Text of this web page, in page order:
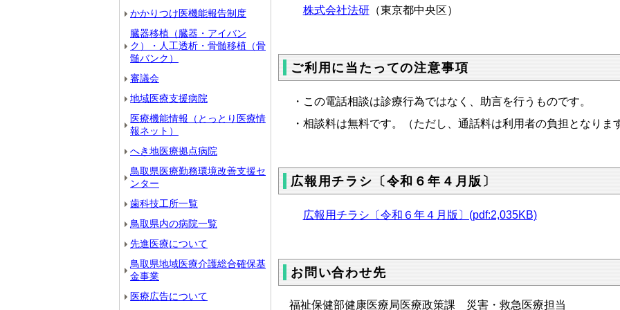
かかりつけ医機能報告制度
臓器移植（臓器・アイバン
ク）・人工透析・骨髄移植（骨
髄バンク）
審議会
地域医療支援病院
医療機能情報（とっとり医療情
報ネット）
へき地医療拠点病院
鳥取県医療勤務環境改善支援セ
ンター
歯科技工所一覧
鳥取県内の病院一覧
先進医療について
鳥取県地域医療介護総合確保基
金事業
医療広告について
株式会社法研（東京都中央区）
ご利用に当たっての注意事項
・この電話相談は診療行為ではなく、助言を行うものです。
・相談料は無料です。（ただし、通話料は利用者の負担となりま
広報用チラシ〔令和６年４月版〕
広報用チラシ〔令和６年４月版〕(pdf:2,035KB)
お問い合わせ先
福祉保健部健康医療局医療政策課 災害・救急医療担当